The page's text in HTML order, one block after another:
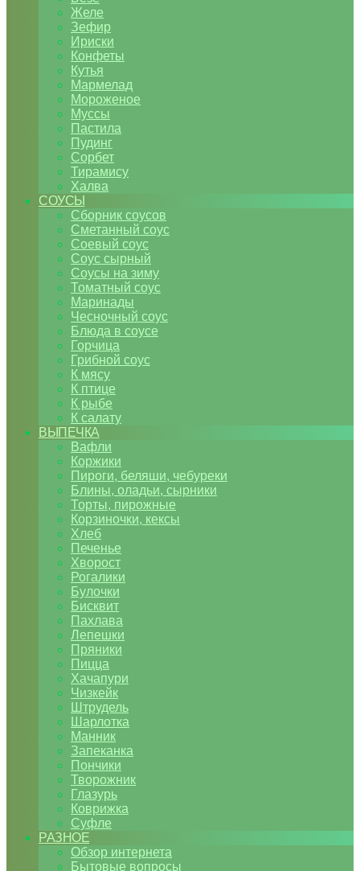
Желе
Зефир
Ириски
Конфеты
Кутья
Мармелад
Мороженое
Муссы
Пастила
Пудинг
Сорбет
Тирамису
Халва
СОУСЫ
Сборник соусов
Сметанный соус
Соевый соус
Соус сырный
Соусы на зиму
Томатный соус
Маринады
Чесночный соус
Блюда в соусе
Горчица
Грибной соус
К мясу
К птице
К рыбе
К салату
ВЫПЕЧКА
Вафли
Коржики
Пироги, беляши, чебуреки
Блины, оладьи, сырники
Торты, пирожные
Корзиночки, кексы
Хлеб
Печенье
Хворост
Рогалики
Булочки
Бисквит
Пахлава
Лепешки
Пряники
Пицца
Хачапури
Чизкейк
Штрудель
Шарлотка
Манник
Запеканка
Пончики
Творожник
Глазурь
Коврижка
Суфле
РАЗНОЕ
Обзор интернета
Бытовые вопросы